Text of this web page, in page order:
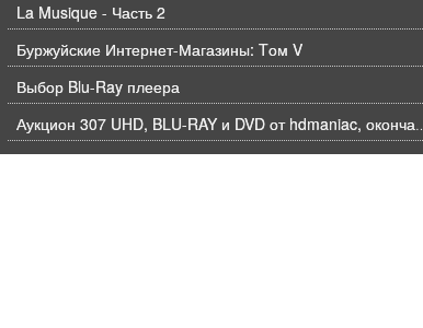
La Musique - Часть 2
Буржуйские Интернет-Магазины: Tом V
Выбор Blu-Ray плеера
Объединение заказов